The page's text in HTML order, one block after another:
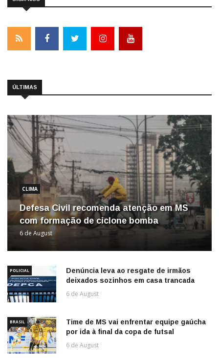
ÚLTIMAS
CLIMA
Defesa Civil recomenda atenção em MS
com formação de ciclone bomba
6 de August
POLICIAL
Denúncia leva ao resgate de irmãos
deixados sozinhos em casa trancada
6 de August
BRASIL
Time de MS vai enfrentar equipe gaúcha
por ida à final da copa de futsal
6 de August